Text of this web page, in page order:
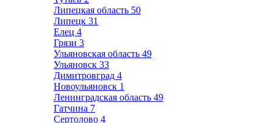
Липецкая область 50
Липецк 31
Елец 4
Грязи 3
Ульяновская область 49
Ульяновск 33
Димитровград 4
Новоульяновск 1
Ленинградская область 49
Гатчина 7
Сертолово 4